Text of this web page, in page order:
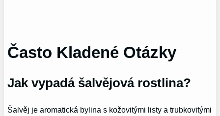
Často Kladené Otázky
Jak vypadá šalvějová rostlina?
Šalvěj je aromatická bylina s kožovitými listy a trubkovitými